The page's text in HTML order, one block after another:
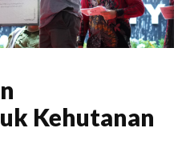
Kehutanan